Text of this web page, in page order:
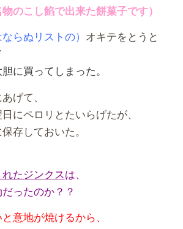
物のこし餡で出来た餅菓子です）
らぬリストの） オキテをとうと
に買ってしまった。
げて、
にペロリとたいらげたが、
存しておいた。
たジンクスは、
ったのか？？
と意地が焼けるから、